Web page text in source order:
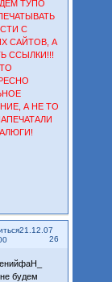
ТУПО
С
САЙТОВ, А
ССЫЛКИ!!!
А НЕ ТО
26
21.12.07
будем